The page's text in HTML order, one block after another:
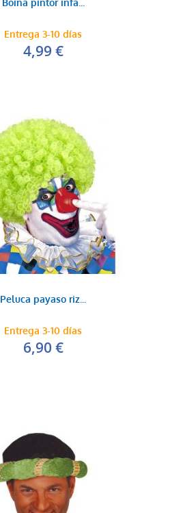
Boina pintor infa...
Entrega 3-10 días
4,99 €
Peluca payaso riz...
Entrega 3-10 días
6,90 €